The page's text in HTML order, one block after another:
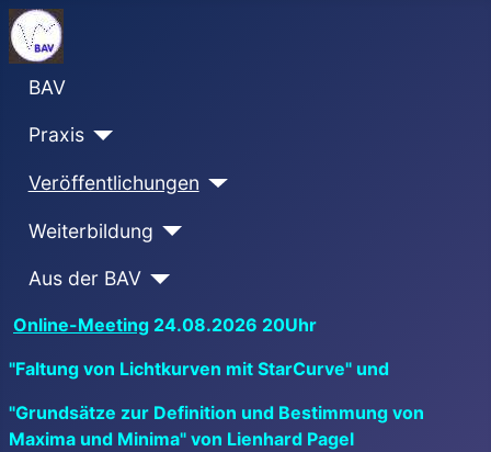
BAV
Praxis
Veröffentlichungen
Weiterbildung
Aus der BAV
Online-Meeting 24.08.2026 20Uhr
"Faltung von Lichtkurven mit StarCurve" und
"Grundsätze zur Definition und Bestimmung von
Maxima und Minima" von Lienhard Pagel